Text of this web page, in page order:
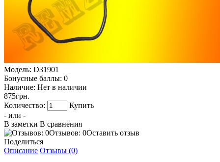
Модель: D31901
Бонусные баллы: 0
Наличие: Нет в наличии
875грн.
Количество:
Купить
- или -
В заметки В сравнения
Отзывов: 0Оставить отзыв
Поделиться
Описание Отзывы (0)